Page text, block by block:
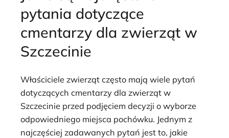
pytania dotyczące
cmentarzy dla zwierząt w
Szczecinie
Właściciele zwierząt często mają wiele pytań
dotyczących cmentarzy dla zwierząt w
Szczecinie przed podjęciem decyzji o wyborze
odpowiedniego miejsca pochówku. Jednym z
najczęściej zadawanych pytań jest to, jakie